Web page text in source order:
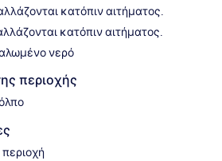
κατόπιν αιτήματος.
κατόπιν αιτήματος.
νερό
περιοχής